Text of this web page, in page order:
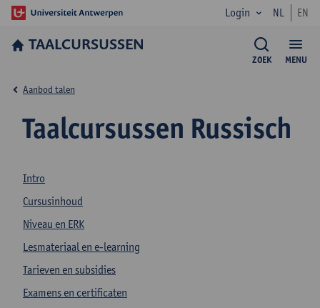
Login NL EN
TAALCURSUSSEN
MENU
ZOEK
Taalcursussen Russisch
Aanbod talen
Intro
Cursusinhoud
Niveau en ERK
Lesmateriaal en e-learning
Tarieven en subsidies
Examens en certificaten